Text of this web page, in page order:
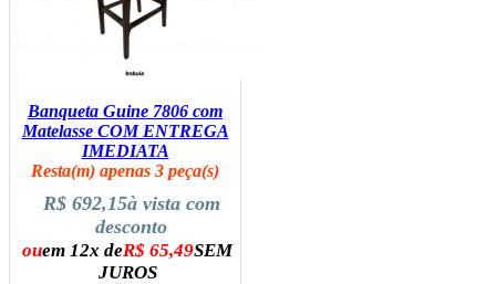
Banqueta Guine 7806 com
Matelasse COM ENTREGA
IMEDIATA
Resta(m) apenas 3 peça(s)
R$ 692,15à vista com
desconto
ouem 12x deR$ 65,49SEM
JUROS